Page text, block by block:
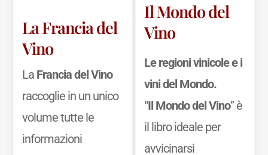
La Francia del
Vino
La Francia del Vino
raccoglie in un unico
volume tutte le
informazioni
Il Mondo del
Vino
Le regioni vinicole e i
vini del Mondo.
“Il Mondo del Vino” è
il libro ideale per
avvicinarsi